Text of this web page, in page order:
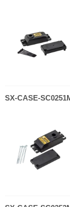
SX-CASE-